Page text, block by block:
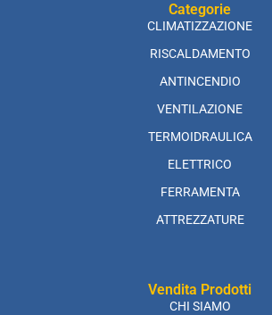
Categorie
CLIMATIZZAZIONE
RISCALDAMENTO
ANTINCENDIO
VENTILAZIONE
TERMOIDRAULICA
ELETTRICO
FERRAMENTA
ATTREZZATURE
Vendita Prodotti
CHI SIAMO